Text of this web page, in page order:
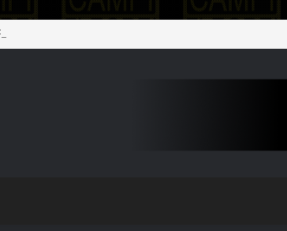
chiuso il plesso Marconi dopo il terremoto del 31